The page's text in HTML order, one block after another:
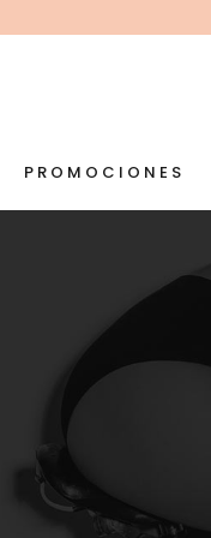
PROMOCIONES